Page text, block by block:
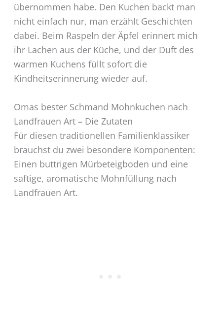
übernommen habe. Den Kuchen backt man
nicht einfach nur, man erzählt Geschichten
dabei. Beim Raspeln der Äpfel erinnert mich
ihr Lachen aus der Küche, und der Duft des
warmen Kuchens füllt sofort die
Kindheitserinnerung wieder auf.
Omas bester Schmand Mohnkuchen nach
Landfrauen Art – Die Zutaten
Für diesen traditionellen Familienklassiker
brauchst du zwei besondere Komponenten:
Einen buttrigen Mürbeteigboden und eine
saftige, aromatische Mohnfüllung nach
Landfrauen Art.